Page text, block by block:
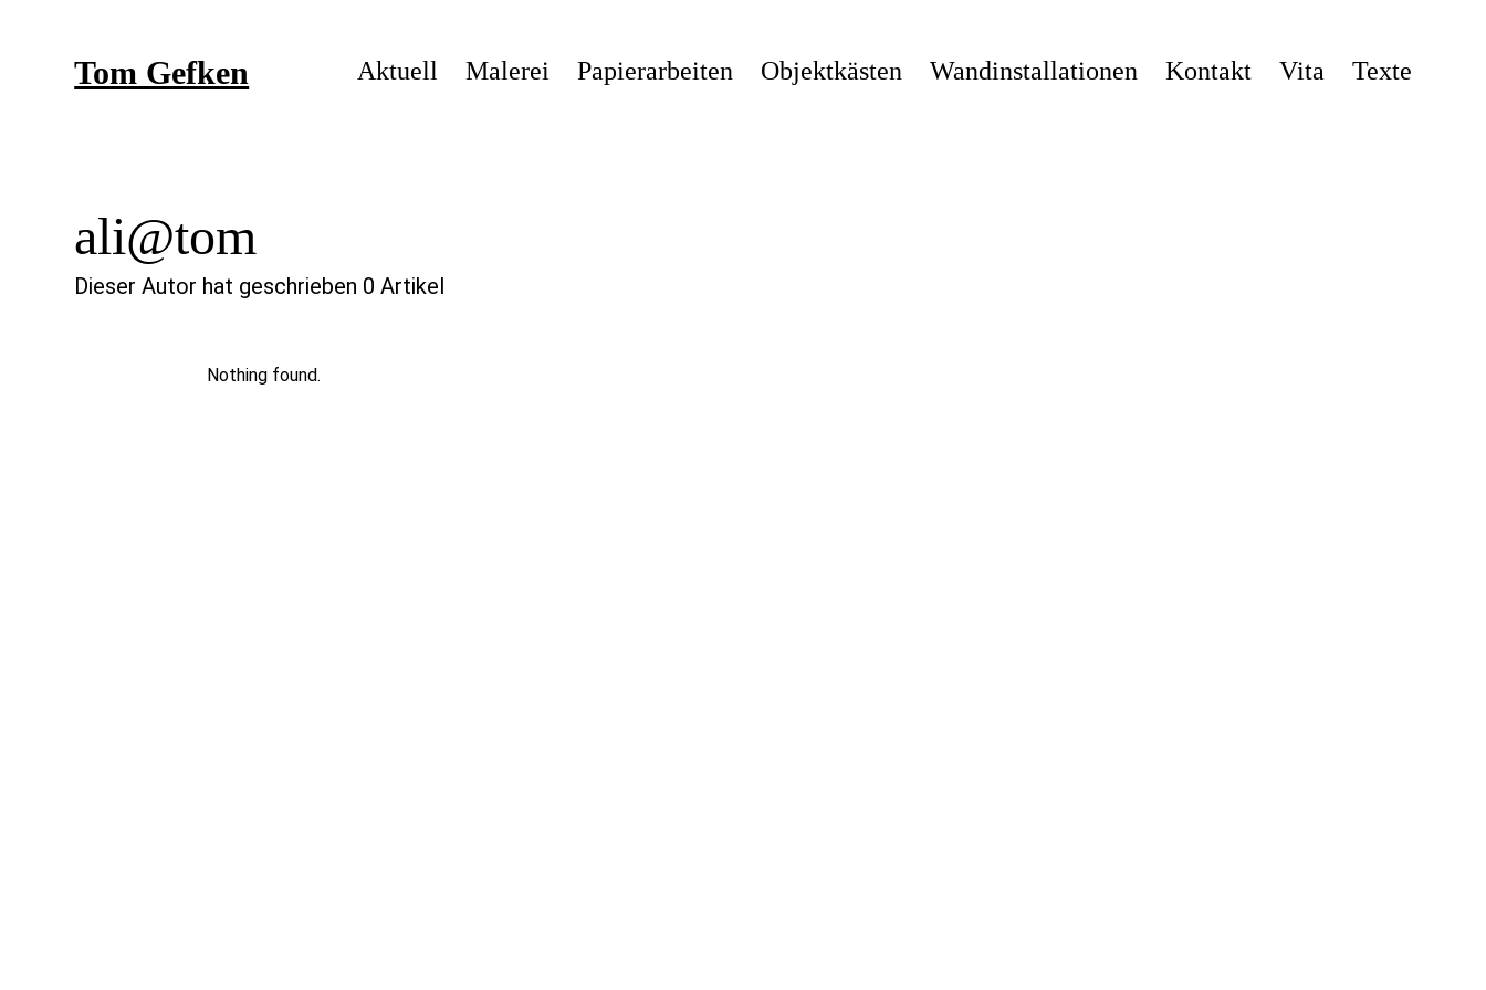
Tom Gefken Aktuell Malerei Papierarbeiten Objektkästen Wandinstallationen Kontakt Vita Texte
ali@tom
Dieser Autor hat geschrieben 0 Artikel
Nothing found.